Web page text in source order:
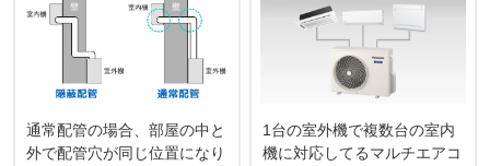
通常配管の場合、部屋の中と
外で配管穴が同じ位置になり
1台の室外機で複数台の室内
機に対応してるマルチエアコ